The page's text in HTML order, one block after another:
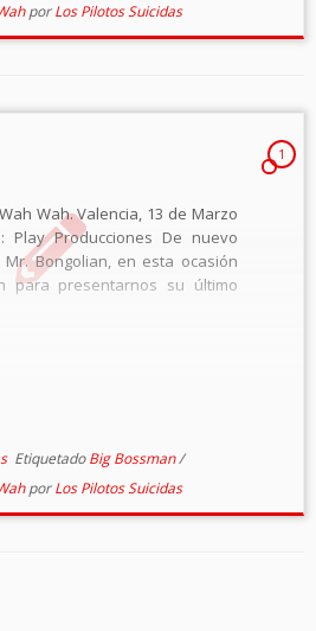
porLos Pilotos Suicidas
1
Wah. Valencia, 13 de Marzo
Play Producciones De nuevo
Bongolian, en esta ocasión
para presentarnos su último
EtiquetadoBig Bossman/
porLos Pilotos Suicidas